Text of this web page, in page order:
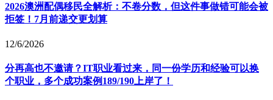
2026澳洲配偶移民全解析：不卷分数，但这件事做错可能会被
拒签！7月前递交更划算
12/6/2026
分再高也不邀请？IT职业看过来，同一份学历和经验可以换
个职业，多个成功案例189/190上岸了！